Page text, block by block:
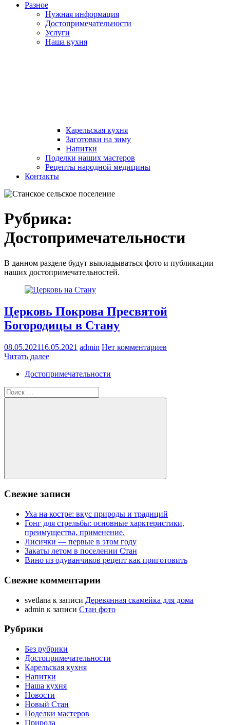
Разное
Нужная информация
Достопримечательности
Услуги
Наша кухня
Карельская кухня
Заготовки на зиму
Напитки
Поделки наших мастеров
Рецепты народной медицины
Контакты
Рубрика:
Достопримечательности
В данном разделе будут выкладываться фото и публикации
наших достопримечательностей.
Церковь Покрова Пресвятой
Богородицы в Стану
08.05.202116.05.2021 admin Нет комментариев
Читать далее
Достопримечательности
Поиск
для:
Поиск
Свежие записи
Уха на костре: вкус природы и традиций
Гонг для стрельбы: основные харктеристики,
преимущества, применение.
Лисички — первые в этом году
Закаты летом в поселении Стан
Вино из одуванчиков рецепт как приготовить
Свежие комментарии
svetlana к записи Деревянная скамейка для дома
admin к записи Стан фото
Рубрики
Без рубрики
Достопримечательности
Карельская кухня
Напитки
Наша кухня
Новости
Новый Стан
Поделки мастеров
Природа